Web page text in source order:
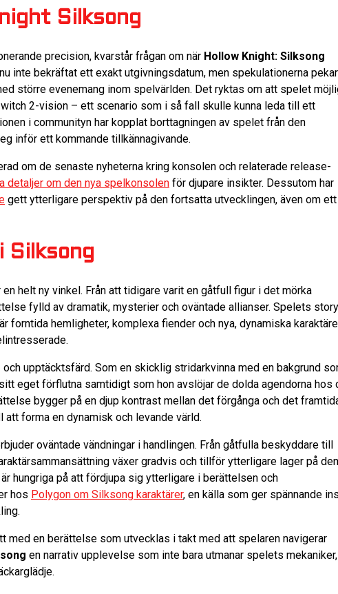
Silksong
precision, kvarstår frågan om när Hollow Knight: Silksong
inte bekräftat ett exakt utgivningsdatum, men spekulationerna
större evenemang inom spelvärlden. Det ryktas om att spelet
2-vision – ett scenario som i så fall skulle kunna leda till ett
i communityn har kopplat borttagningen av spelet från den
inför ett kommande tillkännagivande.
om de senaste nyheterna kring konsolen och relaterade release-
detaljer om den nya spelkonsolen för djupare insikter. Dessutom har
gett ytterligare perspektiv på den fortsatta utvecklingen, även om ett
helt ny vinkel. Från att tidigare varit en gåtfull figur i det mörka
fylld av dramatik, mysterier och oväntade allianser. Spelets
hemligheter, komplexa fiender och nya, dynamiska
upptäcktsfärd. Som en skicklig stridarkvinna med en bakgrund
eget förflutna samtidigt som hon avslöjar de dolda agendorna hos
bygger på en djup kontrast mellan det förgånga och det
forma en dynamisk och levande värld.
oväntade vändningar i handlingen. Från gåtfulla beskyddare till
växer gradvis och tillför ytterligare lager på den
hungriga på att fördjupa sig ytterligare i berättelsen och
hos Polygon om Silksong karaktärer, en källa som ger spännande
med en berättelse som utvecklas i takt med att spelaren navigerar
en narrativ upplevelse som inte bara utmanar spelets